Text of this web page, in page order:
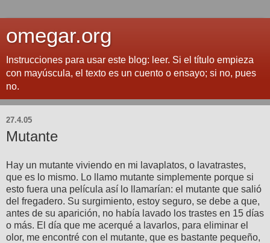
omegar.org
Instrucciones para usar este blog: leer. Si el título empieza
con mayúscula, el texto es un cuento o ensayo; si no, pues
no.
27.4.05
Mutante
Hay un mutante viviendo en mi lavaplatos, o lavatrastes,
que es lo mismo. Lo llamo mutante simplemente porque si
esto fuera una película así lo llamarían: el mutante que salió
del fregadero. Su surgimiento, estoy seguro, se debe a que,
antes de su aparición, no había lavado los trastes en 15 días
o más. El día que me acerqué a lavarlos, para eliminar el
olor, me encontré con el mutante, que es bastante pequeño,